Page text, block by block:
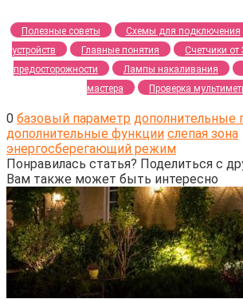
Полезные советы Схемы для подключения
устройств
Главные понятия Счетчики от
предосторожности
Лампы накаливания
мастера
Проверка
0 базовый параметр дополнительные
дополнительные функции слепая зона
энергосберегающий режим
Понравилась статья? Поделиться с
Вам также может быть интересно